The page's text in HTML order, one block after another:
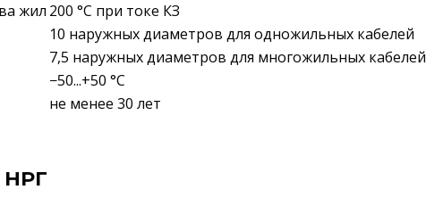
жил 200 °C при токе КЗ
10 наружных диаметров для одножильных кабелей
7,5 наружных диаметров для многожильных кабелей
−50...+50 °C
не менее 30 лет
НРГ